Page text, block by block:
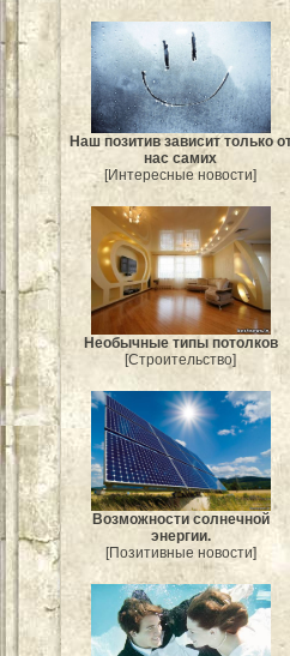
Наш позитив зависит только
нас самих
[Интересные новости]
Необычные типы потолков
[Строительство]
Возможности солнечной
энергии.
[Позитивные новости]